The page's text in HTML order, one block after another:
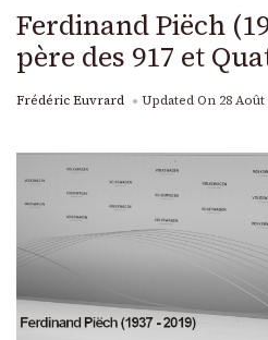
Ferdinand Piëch
père des 917 et
Frédéric Euvrard Updated On 28 Août